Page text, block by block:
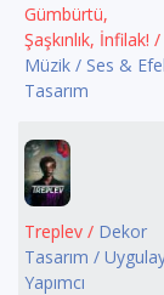
Gümbürtü,
Şaşkınlık, İnfilak! /
Müzik / Ses &
Tasarım
Treplev / Dekor
Tasarım /
Yapımcı